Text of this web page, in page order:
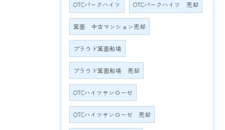
OTCパークハイツ OTCパークハイツ 売却
箕面 中古マンション売却
プラウド箕面船場
プラウド箕面船場 売却
OTCハイツサンローゼ
OTCハイツサンローゼ 売却